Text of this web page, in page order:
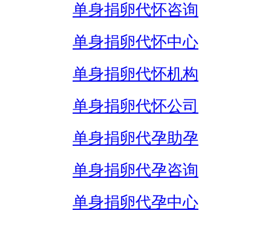
单身捐卵代怀咨询
单身捐卵代怀中心
单身捐卵代怀机构
单身捐卵代怀公司
单身捐卵代孕助孕
单身捐卵代孕咨询
单身捐卵代孕中心